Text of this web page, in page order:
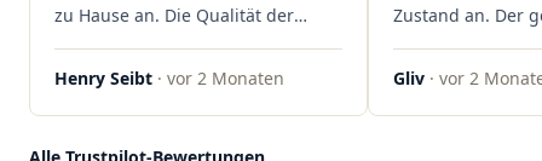
zu Hause an. Die Qualität der
Blüten ist auch immer auf einem
hohen Niveau, die Auswahl ist
ordentlich gelagert, ich hatte nur
Henry Seibt · vor 2 Monaten
Zustand an. Der
war
professionell.
Gliv · vor 2